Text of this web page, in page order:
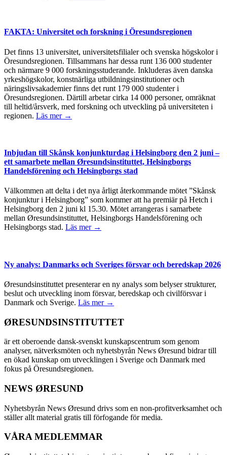
FAKTA: Universitet och forskning i Öresundsregionen
Det finns 13 universitet, universitetsfilialer och svenska högskolor i
Öresundsregionen. Tillsammans har dessa runt 136 000 studenter
och närmare 9 000 forskningsstuderande. Inkluderas även danska
yrkeshögskolor, konstnärliga utbildningsinstitutioner och
näringslivsakademier finns det runt 179 000 studenter i
Öresundsregionen. Därtill arbetar cirka 14 000 personer, omräknat
till heltid/årsverk, med forskning och utveckling på universiteten i
regionen. Läs mer →
Inbjudan till Skånsk konjunkturdag i Helsingborg den 2 juni –
ett samarbete mellan Øresundsinstituttet, Helsingborgs
Handelsförening och Helsingborgs stad
Välkommen att delta i det nya årligt återkommande mötet ”Skånsk
konjunktur i Helsingborg” som kommer att ha premiär på Hetch i
Helsingborg den 2 juni kl 15.30. Mötet arrangeras i samarbete
mellan Øresundsinstituttet, Helsingborgs Handelsförening och
Helsingborgs stad. Läs mer →
Ny analys: Danmarks och Sveriges försvar och beredskap 2026
Øresundsinstituttet presenterar en ny analys som belyser strukturer,
beslut och utveckling inom försvar, beredskap och civilförsvar i
Danmark och Sverige. Läs mer →
ØRESUNDSINSTITUTTET
är ett oberoende dansk-svenskt kunskapscentrum som genom
analyser, nätverksmöten och nyhetsbyrån News Øresund bidrar till
en ökad kunskap om utvecklingen i Sverige och Danmark med
fokus på Öresundsregionen.
NEWS ØRESUND
Nyhetsbyrån News Øresund drivs som en non-profitverksamhet och
ställer allt material gratis till förfogande för media.
VÅRA MEDLEMMAR